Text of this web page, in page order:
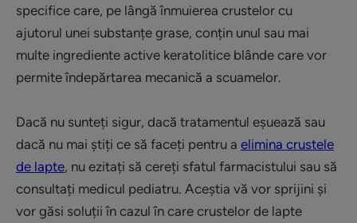
specifice care, pe lângă înmuierea crustelor cu
ajutorul unei substanțe grase, conțin unul sau mai
multe ingrediente active keratolitice blânde care vor
permite îndepărtarea mecanică a scuamelor.
Dacă nu sunteți sigur, dacă tratamentul eșuează sau
dacă nu mai știți ce să faceți pentru a elimina crustele
de lapte, nu ezitați să cereți sfatul farmacistului sau să
consultați medicul pediatru. Aceștia vă vor sprijini și
vor găsi soluții în cazul în care crustelor de lapte